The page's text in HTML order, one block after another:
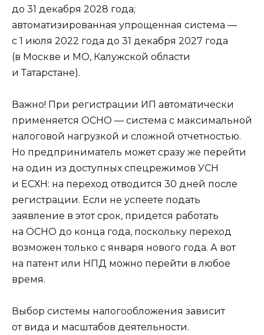
до 31 декабря 2028 года;
автоматизированная упрощенная система —
с 1 июля 2022 года до 31 декабря 2027 года
(в Москве и МО, Калужской области
и Татарстане).
Важно! При регистрации ИП автоматически
применяется ОСНО — система с максимальной
налоговой нагрузкой и сложной отчетностью.
Но предприниматель может сразу же перейти
на один из доступных спецрежимов УСН
и ЕСХН: на переход отводится 30 дней после
регистрации. Если не успеете подать
заявление в этот срок, придется работать
на ОСНО до конца года, поскольку переход
возможен только с января нового года. А вот
на патент или НПД можно перейти в любое
время.
Выбор системы налогообложения зависит
от вида и масштабов деятельности.